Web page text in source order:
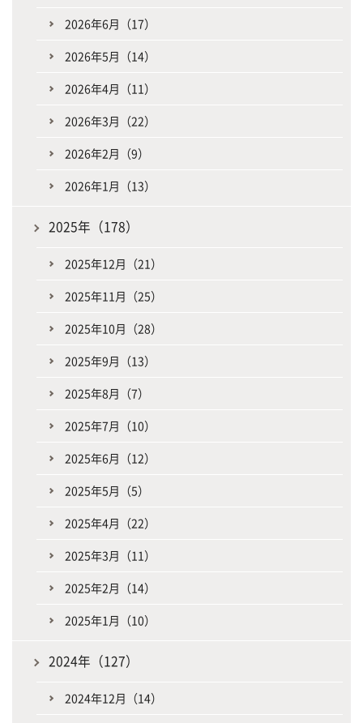
2026年6月（17）
2026年5月（14）
2026年4月（11）
2026年3月（22）
2026年2月（9）
2026年1月（13）
2025年（178）
2025年12月（21）
2025年11月（25）
2025年10月（28）
2025年9月（13）
2025年8月（7）
2025年7月（10）
2025年6月（12）
2025年5月（5）
2025年4月（22）
2025年3月（11）
2025年2月（14）
2025年1月（10）
2024年（127）
2024年12月（14）